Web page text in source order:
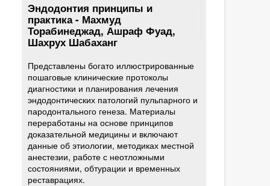
Эндодонтия принципы и
практика - Махмуд
Торабинеджад, Ашраф Фуад,
Шахрух Шабаханг
Представлены богато иллюстрированные
пошаговые клинические протоколы
диагностики и планирования лечения
эндодонтических патологий пульпарного и
пародонтального генеза. Материалы
переработаны на основе принципов
доказательной медицины и включают
данные об этиологии, методиках местной
анестезии, работе с неотложными
состояниями, обтурации и временных
реставрациях.